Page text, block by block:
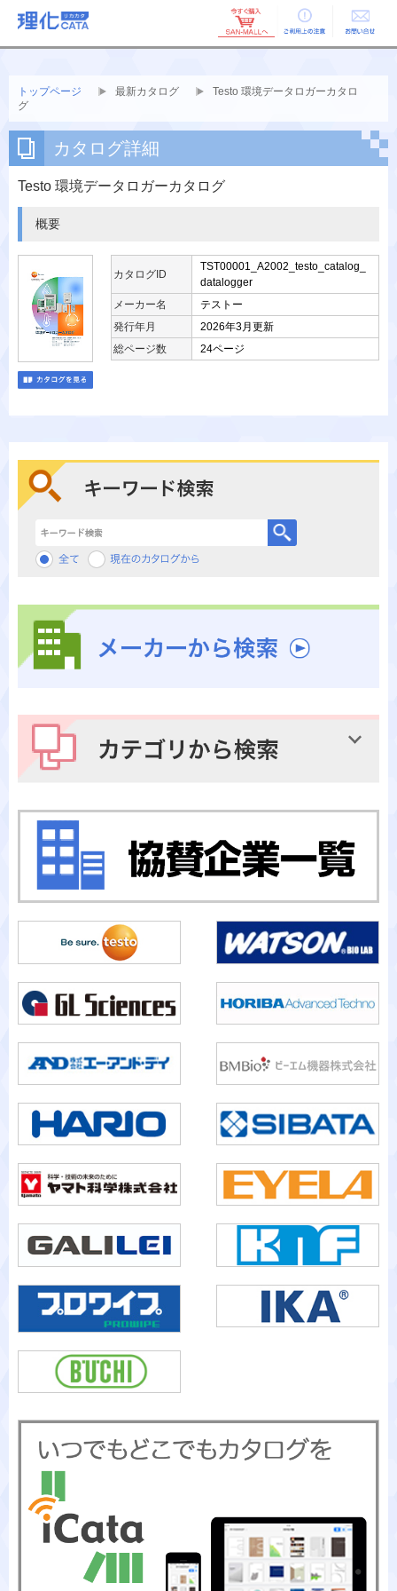
ご利用上の お問い合せ
トップページ 最新カタログ
Testo 環境データロガーカタロ
グ
カタログ詳細
Testo 環境データロガーカタログ
概要
カタログID
TST00001_A2002_testo_catalog_
datalogger
メーカー名
テストー
発行年月
2026年3月更新
総ページ数
24ページ
キーワード検索